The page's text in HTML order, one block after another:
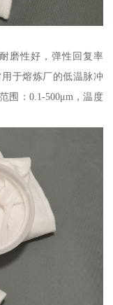
磨性好，弹性回复率
于熔炼厂的低温脉冲
围：0.1-500μm，温度